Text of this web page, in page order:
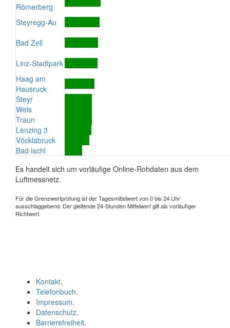
Römerberg
Steyregg-Au
Bad Zell
Linz-Stadtpark
Haag am
Hausruck
Steyr
Wels
Traun
Lenzing 3
Vöcklabruck
Bad Ischl
Es handelt sich um vorläufige Online-Rohdaten aus dem
Luftmessnetz.
Für die Grenzwertprüfung ist der Tagesmittelwert von 0 bis 24 Uhr
ausschlaggebend. Der gleitende 24-Stunden Mittelwert gilt als vorläufiger
Richtwert.
Kontakt.
Telefonbuch.
Impressum.
Datenschutz.
Barrierefreiheit.